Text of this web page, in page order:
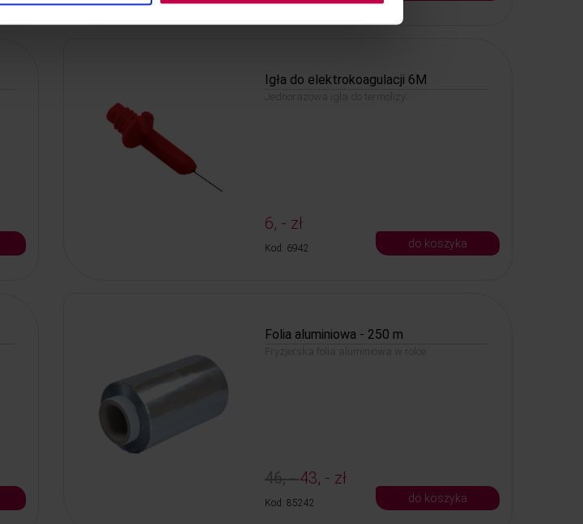
Igła do elektrokoagulacji 6M
Jednorazowa igła do termolizy
6, - zł
Kod: 6942 do koszyka
Folia aluminiowa - 250 m
Fryzjerska folia aluminiowa w rolce
46, -43, - zł
Kod: 85242 do koszyka